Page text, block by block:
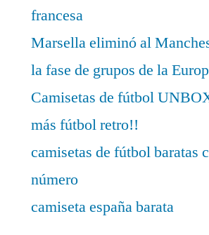
francesa
Marsella eliminó al
la fase de grupos de la
Camisetas de fútbol
más fútbol retro!!
camisetas de fútbol baratas
número
camiseta españa barata